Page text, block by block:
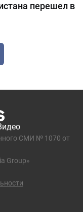
перешел в
СМИ № 1070 от
Group»